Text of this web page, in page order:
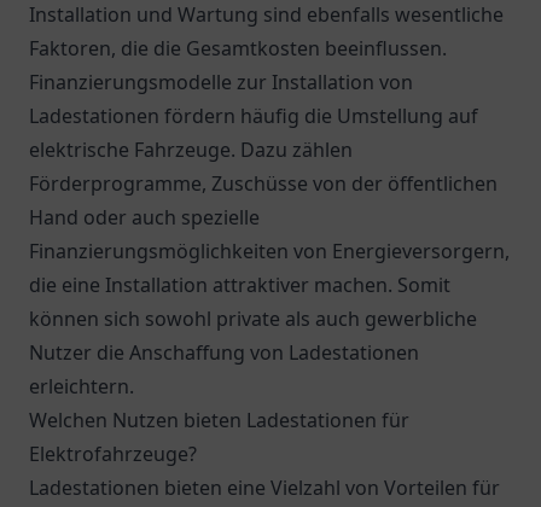
Installation und Wartung sind ebenfalls wesentliche
Faktoren, die die Gesamtkosten beeinflussen.
Finanzierungsmodelle zur Installation von
Ladestationen fördern häufig die Umstellung auf
elektrische Fahrzeuge. Dazu zählen
Förderprogramme, Zuschüsse von der öffentlichen
Hand oder auch spezielle
Finanzierungsmöglichkeiten von Energieversorgern,
die eine Installation attraktiver machen. Somit
können sich sowohl private als auch gewerbliche
Nutzer die Anschaffung von Ladestationen
erleichtern.
Welchen Nutzen bieten Ladestationen für
Elektrofahrzeuge?
Ladestationen bieten eine Vielzahl von Vorteilen für